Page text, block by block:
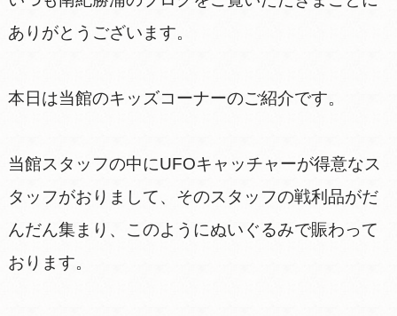
ありがとうございます。
本日は当館のキッズコーナーのご紹介です。
当館スタッフの中にUFOキャッチャーが得意なス
タッフがおりまして、そのスタッフの戦利品がだ
んだん集まり、このようにぬいぐるみで賑わって
おります。